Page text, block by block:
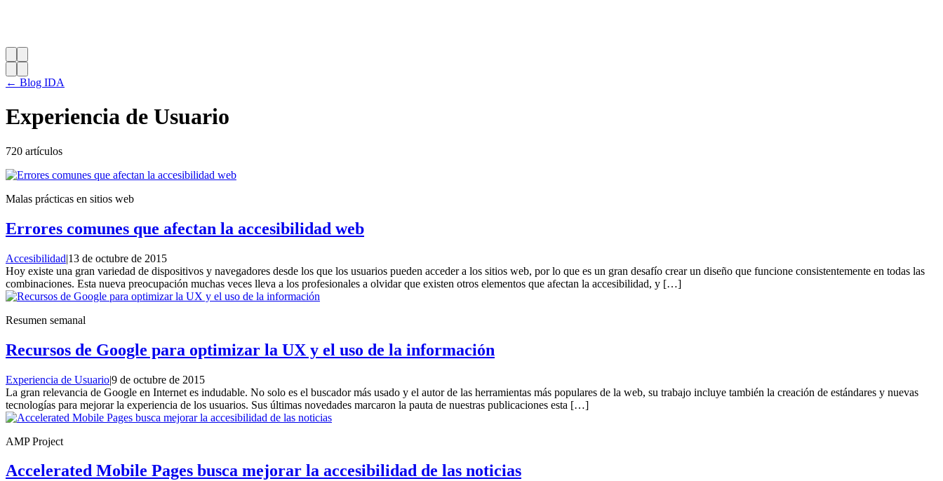
← Blog IDA
Experiencia de Usuario
720 artículos
Malas prácticas en sitios web
Errores comunes que afectan la accesibilidad web
Accesibilidad|13 de octubre de 2015
Hoy existe una gran variedad de dispositivos y navegadores desde los que los usuarios pueden acceder a los sitios web, por lo que es un gran desafío crear un diseño que funcione consistentemente en todas las
combinaciones. Esta nueva preocupación muchas veces lleva a los profesionales a olvidar que existen otros elementos que afectan la accesibilidad, y […]
Resumen semanal
Recursos de Google para optimizar la UX y el uso de la información
Experiencia de Usuario|9 de octubre de 2015
La gran relevancia de Google en Internet es indudable. No solo es el buscador más usado y el autor de las herramientas más populares de la web, su trabajo incluye también la creación de estándares y nuevas
tecnologías para mejorar la experiencia de los usuarios. Sus últimas novedades marcaron la pauta de nuestras publicaciones esta […]
AMP Project
Accelerated Mobile Pages busca mejorar la accesibilidad de las noticias